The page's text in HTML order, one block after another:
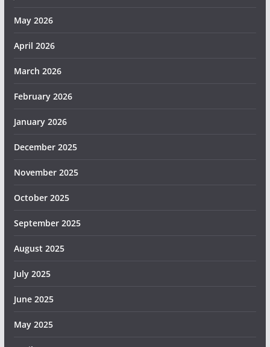
May 2026
April 2026
March 2026
February 2026
January 2026
December 2025
November 2025
October 2025
September 2025
August 2025
July 2025
June 2025
May 2025